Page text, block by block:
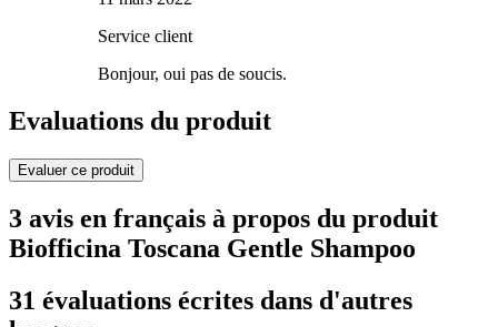
Service client
Bonjour, oui pas de soucis.
Evaluations du produit
Evaluer ce produit
3 avis en français à propos du produit
Biofficina Toscana Gentle Shampoo
31 évaluations écrites dans d'autres